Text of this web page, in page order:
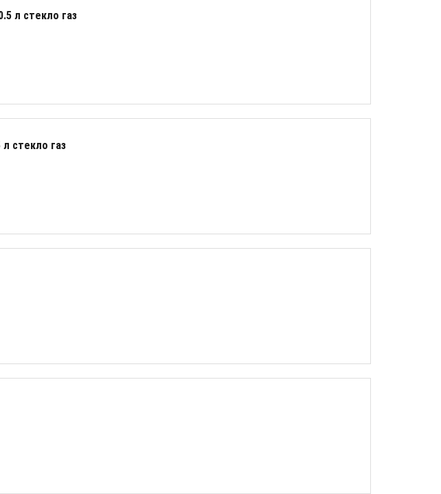
л стекло газ
стекло газ